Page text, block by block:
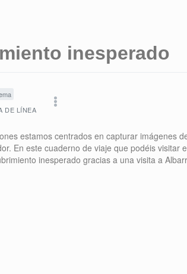
inesperado
DE LÍNEA
estamos centrados en capturar imágenes
En este cuaderno de viaje que podéis
inesperado gracias a una visita a